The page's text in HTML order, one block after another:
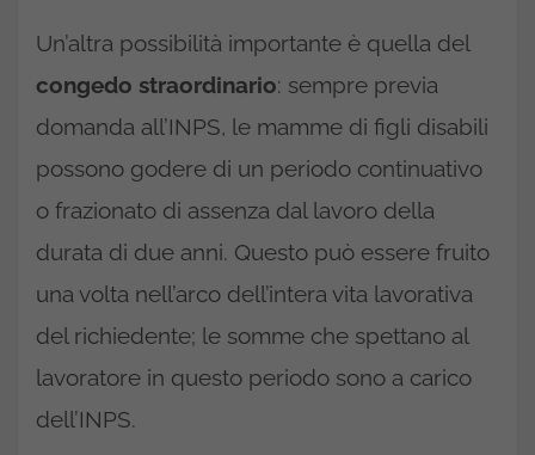
Un’altra possibilità importante è quella del
congedo straordinario: sempre previa
domanda all’INPS, le mamme di figli disabili
possono godere di un periodo continuativo
o frazionato di assenza dal lavoro della
durata di due anni. Questo può essere fruito
una volta nell’arco dell’intera vita lavorativa
del richiedente; le somme che spettano al
lavoratore in questo periodo sono a carico
dell’INPS.